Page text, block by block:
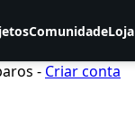
ComunidadeLoja
- Criar conta